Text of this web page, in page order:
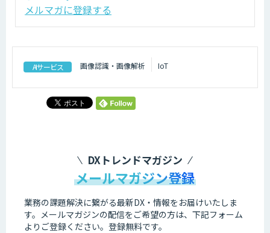
メルマガに登録する
AIサービス 画像認識・画像解析 IoT
DXトレンドマガジン
メールマガジン登録
業務の課題解決に繋がる最新DX・情報をお届けいたしま
す。 メールマガジンの配信をご希望の方は、下記フォーム
よりご登録ください。登録無料です。